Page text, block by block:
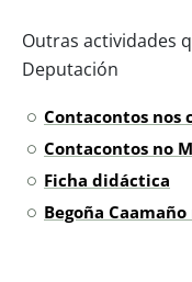
Outras actividades
Deputación
Contacontos nos
Contacontos no
Ficha didáctica
Begoña